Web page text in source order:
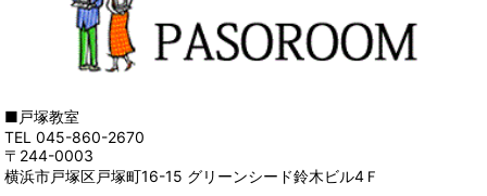
■戸塚教室
TEL 045-860-2670
〒244-0003
横浜市戸塚区戸塚町16-15 グリーンシード鈴木ビル4Ｆ